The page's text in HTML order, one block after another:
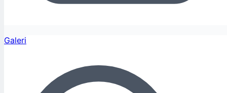
Galeri